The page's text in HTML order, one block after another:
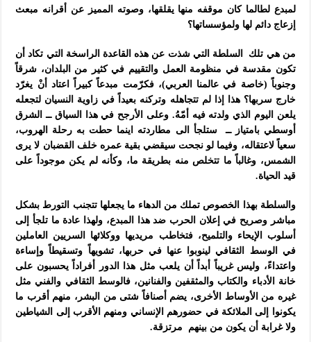
لمبدع لطالما كان موقفه منها يقلقها، وصوته المميز عن أقرانه مبعث
إزعاج دائم لها ولمؤسساتها؟
من هي تلك السلطة التي شذت عن هذه القاعدة الراسخة التي تكاد أن
تكون مقدسة في منظومة العمل والتقييم في كثير من البلدان، شرقاً
وجنوباً (خاصة في عالمنا العربي)، فكرّمت مبدعاً كبيراً اعتاد أنْ يغرّد
خارج سربها؟ هذا إذا لم تتجاهله وتركنه بعيداً في زاوية النسيان لتجعله
يلعن اليوم الذي ولدته فيه أمّهُ. وعلى الأرجح في هذا السياق ــ الشرق
أوسطي بامتياز ــ ستلجأ الى مطاردته اينما حطت به رحلة الهروب،
سعياً لاعتقاله، وفيما لو نجحت سيقضي بقية عمره خلف القضبان لا يرى
الشمس، وغالباً ما تتخلص منه بطريقة ما، وكأنه لم يكن موجوداً على
قيد الحياة.
والسلطة بهذا الخصوص تملك من الدهاء ما يجعلها تتجنب التورط بشكل
مباشر وصريح في إعلان الحرب ضد هذا المبدع، ولهذا عادة ما تلجأ إلى
أسلوب الإيحاء والتلميح، فتخاطب مريديها ووكلائها السريين العاملين
في الوسط الثقافي لينوبوا عنها في حربها، تشويهاً وتسقيطاً وإساءة
واعتداءً، وليس غريباً أبداً أن يلعب مثل هذا الدور أفراداً يحسبون على
خانة الأدباء والكتاب والمثقفين والفنانين، فالوسط الثقافي والفني مثل
غيره من الأوساط الأخرى، يضم أصنافاً شتى من البشر، منهم أقرب ما
يكونوا إلى الملائكة في حضورهم الإنساني ومنهم الأقرب إلى الشياطين
ولا غرابة أن يكون من بينهم مرتزقة.